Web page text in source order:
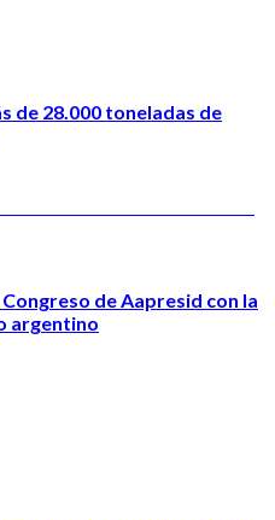
de 28.000 toneladas de
de Aapresid con la
argentino